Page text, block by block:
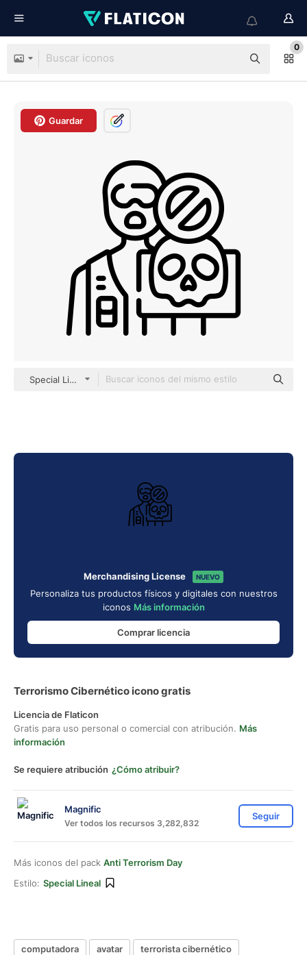
0
Guardar
Special Lineal
Merchandising License NUEVO
Personaliza tus productos físicos y digitales con nuestros
iconos Más información
Comprar licencia
Terrorismo Cibernético icono gratis
Licencia de Flaticon
Gratis para uso personal o comercial con atribución. Más
información
Se requiere atribución ¿Cómo atribuir?
Magnific
Ver todos los recursos 3,282,832
Seguir
Más iconos del pack Anti Terrorism Day
Estilo: Special Lineal
computadora avatar
terrorista cibernético